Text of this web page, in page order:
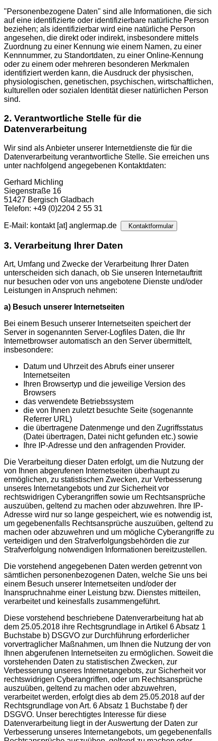
"Personenbezogene Daten" sind alle Informationen, die sich
auf eine identifizierte oder identifizierbare natürliche Person
beziehen; als identifizierbar wird eine natürliche Person
angesehen, die direkt oder indirekt, insbesondere mittels
Zuordnung zu einer Kennung wie einem Namen, zu einer
Kennnummer, zu Standortdaten, zu einer Online-Kennung
oder zu einem oder mehreren besonderen Merkmalen
identifiziert werden kann, die Ausdruck der physischen,
physiologischen, genetischen, psychischen, wirtschaftlichen,
kulturellen oder sozialen Identität dieser natürlichen Person
sind.
2. Verantwortliche Stelle für die
Datenverarbeitung
Wir sind als Anbieter unserer Internetdienste die für die
Datenverarbeitung verantwortliche Stelle. Sie erreichen uns
unter nachfolgend angegebenen Kontaktdaten:
Gerhard Michling
Siegenstraße 16
51427 Bergisch Gladbach
Telefon: +49 (0)2204 2 55 31
E-Mail: kontakt [at] anglermap.de Kontaktformular
3. Verarbeitung Ihrer Daten
Art, Umfang und Zwecke der Verarbeitung Ihrer Daten
unterscheiden sich danach, ob Sie unseren Internetauftritt
nur besuchen oder von uns angebotene Dienste und/oder
Leistungen in Anspruch nehmen:
a) Besuch unserer Internetseiten
Bei einem Besuch unserer Internetseiten speichert der
Server in sogenannten Server-Logfiles Daten, die Ihr
Internetbrowser automatisch an den Server übermittelt,
insbesondere:
Datum und Uhrzeit des Abrufs einer unserer
Internetseiten
Ihren Browsertyp und die jeweilige Version des
Browsers
das verwendete Betriebssystem
die von Ihnen zuletzt besuchte Seite (sogenannte
Referrer URL)
die übertragene Datenmenge und den Zugriffsstatus
(Datei übertragen, Datei nicht gefunden etc.) sowie
Ihre IP-Adresse und den anfragenden Provider.
Die Verarbeitung dieser Daten erfolgt, um die Nutzung der
von Ihnen abgerufenen Internetseiten überhaupt zu
ermöglichen, zu statistischen Zwecken, zur Verbesserung
unseres Internetangebots und zur Sicherheit vor
rechtswidrigen Cyberangriffen sowie um Rechtsansprüche
auszuüben, geltend zu machen oder abzuwehren. Ihre IP-
Adresse wird nur so lange gespeichert, wie es notwendig ist,
um gegebenenfalls Rechtsansprüche auszuüben, geltend zu
machen oder abzuwehren und um mögliche Cyberangriffe zu
verteidigen und den Strafverfolgungsbehörden die zur
Strafverfolgung notwendigen Informationen bereitzustellen.
Die vorstehend angegebenen Daten werden getrennt von
sämtlichen personenbezogenen Daten, welche Sie uns bei
einem Besuch unserer Internetseiten und/oder der
Inanspruchnahme einer Leistung bzw. Dienstes mitteilen,
verarbeitet und keinesfalls zusammengeführt.
Diese vorstehend beschriebene Datenverarbeitung hat ab
dem 25.05.2018 ihre Rechtsgrundlage in Artikel 6 Absatz 1
Buchstabe b) DSGVO zur Durchführung erforderlicher
vorvertraglicher Maßnahmen, um Ihnen die Nutzung der von
Ihnen abgerufenen Internetseiten zu ermöglichen. Soweit die
vorstehenden Daten zu statistischen Zwecken, zur
Verbesserung unseres Internetangebots, zur Sicherheit vor
rechtswidrigen Cyberangriffen, oder um Rechtsansprüche
auszuüben, geltend zu machen oder abzuwehren,
verarbeitet werden, erfolgt dies ab dem 25.05.2018 auf der
Rechtsgrundlage von Art. 6 Absatz 1 Buchstabe f) der
DSGVO. Unser berechtigtes Interesse für diese
Datenverarbeitung liegt in der Auswertung der Daten zur
Verbesserung unseres Internetangebots, um gegebenenfalls